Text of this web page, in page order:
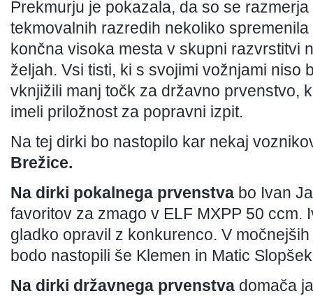
Prekmurju je pokazala, da so se
tekmovalnih razredih nekoliko
končna visoka mesta v skupni razvrstitvi
željah. Vsi tisti, ki s svojimi vožnjami niso
vknjižili manj točk za državno prvenstvo,
imeli priložnost za popravni izpit.
Na tej dirki bo nastopilo kar nekaj
Brežice.
Na dirki pokalnega prvenstva bo Ivan
favoritov za zmago v ELF MXPP 50 ccm.
gladko opravil z konkurenco. V
bodo nastopili še Klemen in Matic
Na dirki državnega prvenstva domača